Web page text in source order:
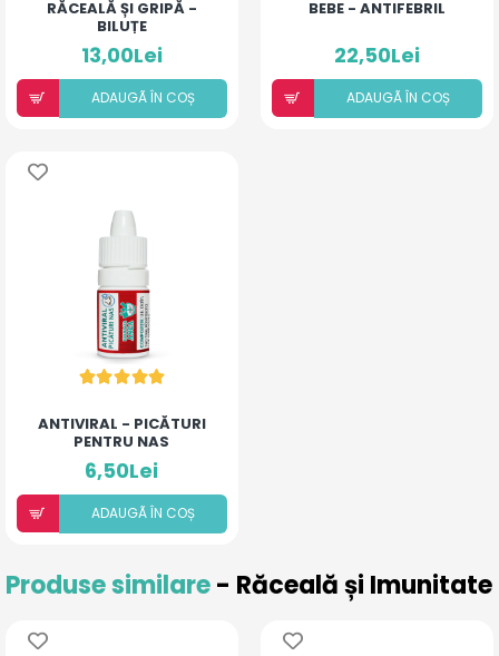
RĂCEALĂ ȘI GRIPĂ -
BILUȚE
13,00Lei
ADAUGÃ ÎN COȘ
BEBE - ANTIFEBRIL
22,50Lei
ADAUGÃ ÎN COȘ
ANTIVIRAL - PICĂTURI
PENTRU NAS
6,50Lei
ADAUGÃ ÎN COȘ
Produse similare- Răceală și Imunitate